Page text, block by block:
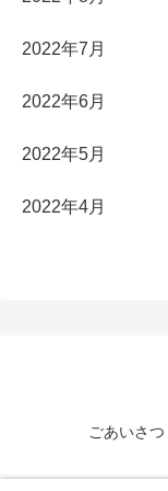
2022年7月
2022年6月
2022年5月
2022年4月
ごあいさつ